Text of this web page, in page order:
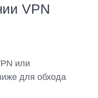
VPN
или
для обхода